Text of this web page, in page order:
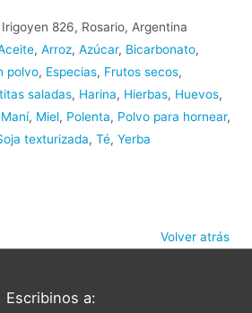
826, Rosario, Argentina
, Arroz, Azúcar, Bicarbonato,
polvo, Especias, Frutos secos,
saladas, Harina, Hierbas, Huevos,
Maní, Miel, Polenta, Polvo para hornear,
texturizada, Té, Yerba
Volver atrás
Escribinos a: